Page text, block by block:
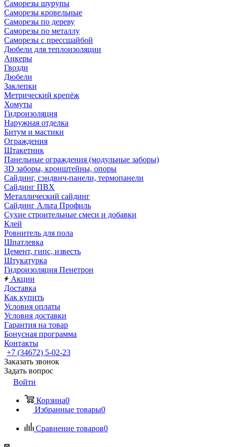
Саморезы шурупы
Саморезы кровельные
Саморезы по дереву
Саморезы по металлу
Саморезы с прессшайбой
Дюбели для теплоизоляции
Анкеры
Гвозди
Дюбели
Заклепки
Метрический крепёж
Хомуты
Гидроизоляция
Наружная отделка
Битум и мастики
Ограждения
Штакетник
Панельные ограждения (модульные заборы)
3D заборы, кронштейны, опоры
Cайдинг, сэндвич-панели, термопанели
Сайдинг ПВХ
Металлический сайдинг
Сайдинг Альта Профиль
Сухие строительные смеси и добавки
Клей
Ровнитель для пола
Шпатлевка
Цемент, гипс, известь
Штукатурка
Гидроизоляция Пенетрон
Акции
Доставка
Как купить
Условия оплаты
Условия доставки
Гарантия на товар
Бонусная программа
Контакты
+7 (34672) 5-02-23
Заказать звонок
Задать вопрос
Войти
Корзина0
Избранные товары0
Сравнение товаров0